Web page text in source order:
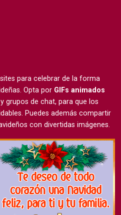
para celebrar de la forma
Opta por GIFs animados
grupos de chat, para que los
Puedes además compartir
con divertidas imágenes.